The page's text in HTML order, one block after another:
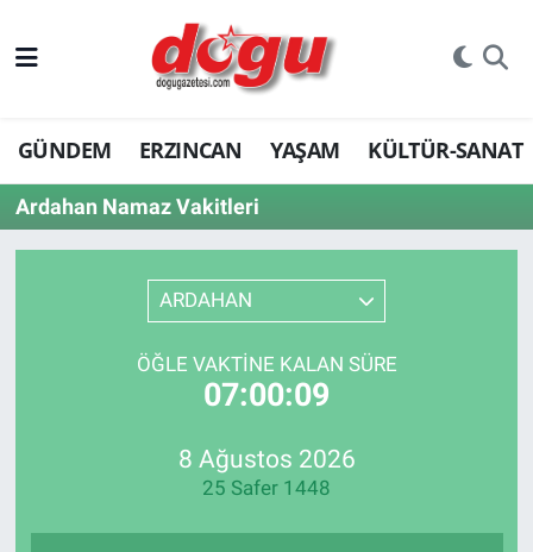
GÜNDEM ERZINCAN YAŞAM KÜLTÜR-SANAT
Ardahan Namaz Vakitleri
ARDAHAN
ÖĞLE VAKTINE KALAN SÜRE
07:00:09
8 Ağustos 2026
25 Safer 1448
ERZINCAN
GÜNDEM
ERZİNCAN FOTOĞRAFLARI
Bilim, teknoloji